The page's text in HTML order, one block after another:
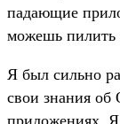
падающие
можешь пилить
Я был сильно
свои знания об